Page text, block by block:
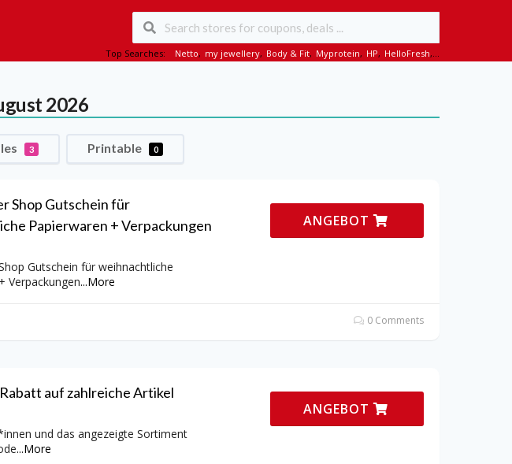
Top Searches: Netto, my jewellery, Body & Fit, Myprotein, HP, HelloFresh,...
2026
3 Printable 0
Shop Gutschein für
Papierwaren + Verpackungen
Gutschein für weihnachtliche
Verpackungen...More
ANGEBOT
0 Comments
auf zahlreiche Artikel
und das angezeigte Sortiment
...More
ANGEBOT